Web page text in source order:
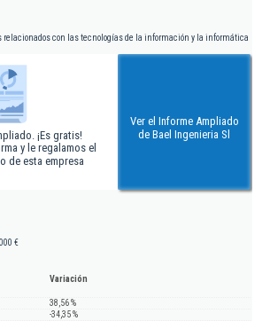
relacionados con las tecnologías de la información y la informática
¡Es gratis!
y le regalamos el
de esta empresa
Ver el Informe Ampliado
de Bael Ingenieria Sl
€
Variación
38,56 %
-34,35 %